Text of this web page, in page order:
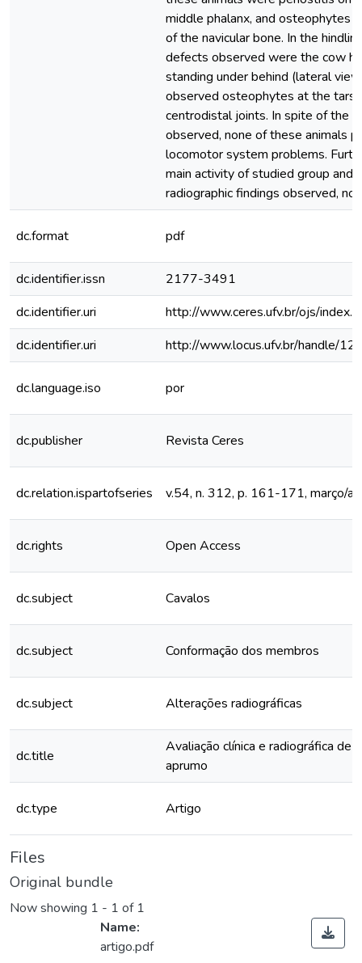
middle phalanx, and osteophytes
of the navicular bone. In the
defects observed were the cow
standing under behind (lateral
observed osteophytes at the
centrodistal joints. In spite of the
observed, none of these animals
locomotor system problems.
main activity of studied group and
radiographic findings observed,
dc.format pdf
dc.identifier.issn
2177-3491
dc.identifier.uri
http://www.ceres.ufv.br/ojs/
dc.identifier.uri
http://www.locus.ufv.br/handle/
dc.language.iso por
dc.publisher Revista Ceres
dc.relation.ispartofseries v.54, n. 312, p. 161-171, março/
dc.rights Open Access
dc.subject Cavalos
dc.subject Conformação dos membros
dc.subject Alterações radiográficas
dc.title
Avaliação clínica e radiográfica de
aprumo
dc.type Artigo
Files
Original bundle
Now showing 1 - 1 of 1
Name:
artigo.pdf